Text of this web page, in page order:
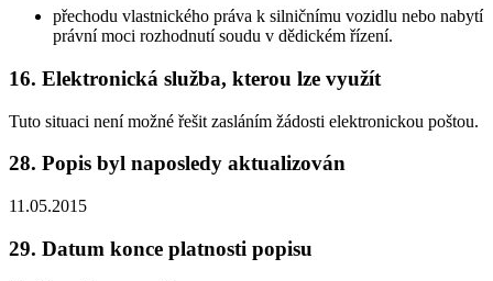
přechodu vlastnického práva k silničnímu vozidlu nebo nabytí
právní moci rozhodnutí soudu v dědickém řízení.
16. Elektronická služba, kterou lze využít
Tuto situaci není možné řešit zasláním žádosti elektronickou poštou.
28. Popis byl naposledy aktualizován
11.05.2015
29. Datum konce platnosti popisu